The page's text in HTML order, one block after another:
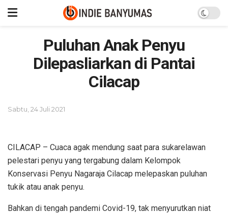
Puluhan Anak Penyu
Dilepasliarkan di Pantai
Cilacap
Sabtu, 24 Juli 2021
CILACAP – Cuaca agak mendung saat para sukarelawan
pelestari penyu yang tergabung dalam Kelompok
Konservasi Penyu Nagaraja Cilacap melepaskan puluhan
tukik atau anak penyu.
Bahkan di tengah pandemi Covid-19, tak menyurutkan niat